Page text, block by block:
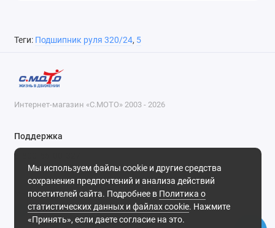
Теги: Подшипник руля 320/24, 5
Мы используем файлы cookie и другие средства
сохранения предпочтений и анализа действий
посетителей сайта. Подробнее в Политика о
статистических данных и файлах cookie. Нажмите
«Принять», если даете согласие на это.
Интернет-магазин «С.МОТО» 2003 - 2026
Поддержка
8-800-55-00-327
Будни, с 09-30 до 18-30
Мы в сети